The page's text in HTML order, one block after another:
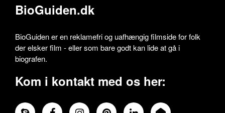
BioGuiden.dk
BioGuiden er en reklamefri og uafhængig filmside for folk
der elsker film - eller som bare godt kan lide at gå i
biografen.
Kom i kontakt med os her: